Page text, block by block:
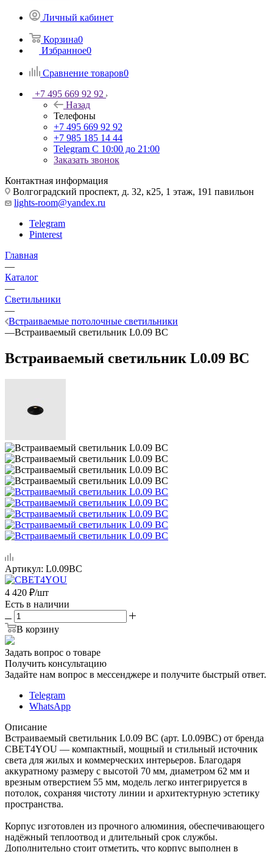
Личный кабинет
Корзина0
Избранное0
Сравнение товаров0
+7 495 669 92 92
Назад
Телефоны
+7 495 669 92 92
+7 985 185 14 44
Telegram С 10:00 до 21:00
Заказать звонок
Контактная информация
Волгоградский проспект, д. 32, к25, 1 этаж, 191 павильон
lights-room@yandex.ru
Telegram
Pinterest
Главная
—
Каталог
—
Светильники
—
Встраиваемые потолочные светильники
—Встраиваемый светильник L0.09 BC
Встраиваемый светильник L0.09 BC
Артикул: L0.09BC
4 420 ₽/шт
Есть в наличии
В корзину
Задать вопрос о товаре
Получить консультацию
Задайте нам вопрос в мессенджере и получите быстрый ответ.
Telegram
WhatsApp
Описание
Встраиваемый светильник L0.09 BC (арт. L0.09BC) от бренда
СВЕТ4YOU — компактный, мощный и стильный источник
света для жилых и коммерческих интерьеров. Благодаря
аккуратному размеру с высотой 70 мм, диаметром 62 мм и
врезным отверстием 55 мм, модель легко интегрируется в
потолок, сохраняя чистоту линии и архитектурную эстетику
пространства.
Корпус изготовлен из прочного алюминия, обеспечивающего
надёжный теплоотвод и длительный срок службы.
Дополнительно стоит отметить, что корпус выполнен в